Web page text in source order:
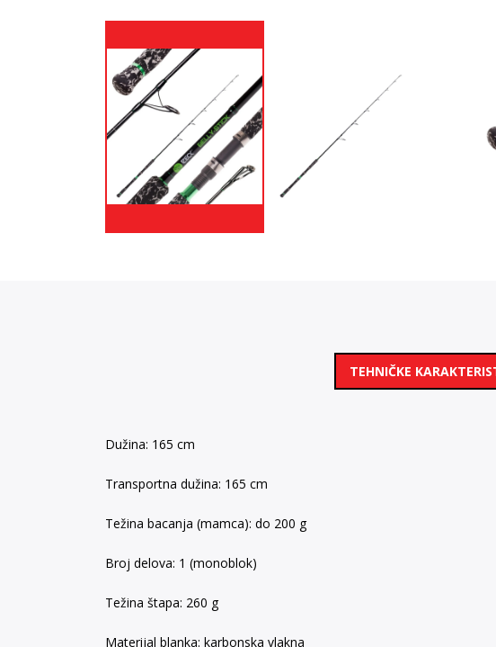
TEHNIČKE
Dužina: 165 cm
Transportna dužina: 165 cm
Težina bacanja (mamca): do 200 g
Broj delova: 1 (monoblok)
Težina štapa: 260 g
Materijal blanka: karbonska vlakna